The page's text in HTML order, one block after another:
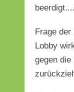
Frage
Lobby
gegen